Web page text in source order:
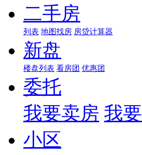
二手房
列表 地图找房 房贷计算器
新盘
楼盘列表 看房团 优惠团
委托
我要卖房 我
小区